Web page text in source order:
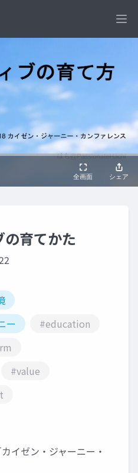
育てかた
ー
#education
#value
イゼン・ジャーニー・